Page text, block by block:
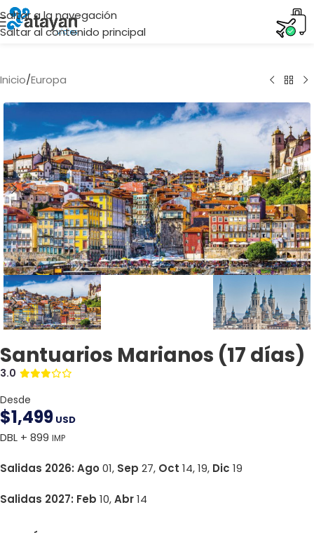
Saltar a la navegación
Saltar al contenido principal
Inicio/Europa
Santuarios Marianos (17 días)
3.0
Desde
$1,499 USD
DBL + 899 IMP
Salidas 2026: Ago 01, Sep 27, Oct 14, 19, Dic 19
Salidas 2027: Feb 10,Abr14